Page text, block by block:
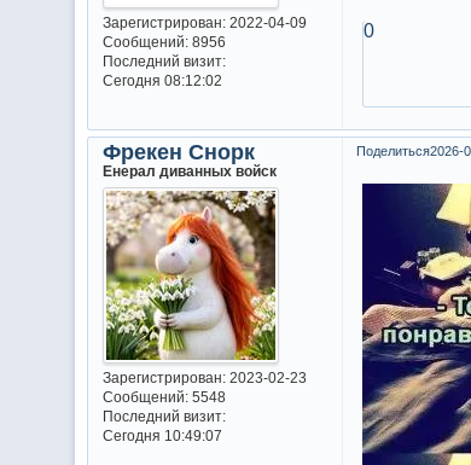
Зарегистрирован: 2022-04-09
Сообщений:8956
Последний визит:
Сегодня 08:12:02
0
Поделиться2026-
Фрекен Снорк
Енерал диванных войск
Зарегистрирован: 2023-02-23
Сообщений:5548
Последний визит:
Сегодня 10:49:07